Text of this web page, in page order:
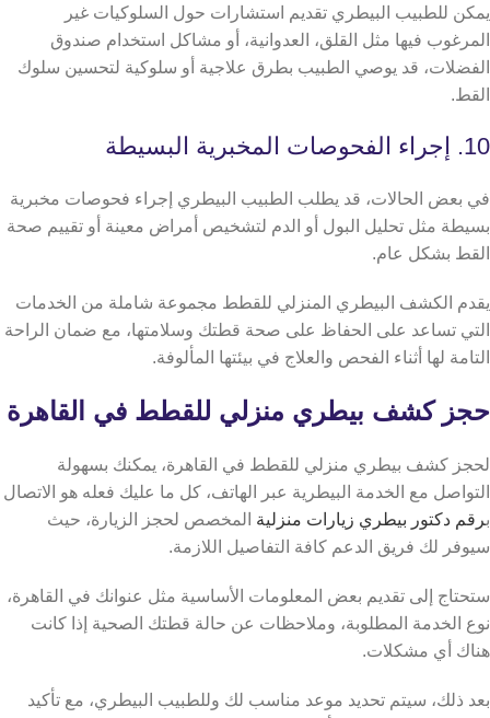
يمكن للطبيب البيطري تقديم استشارات حول السلوكيات غير
المرغوب فيها مثل القلق، العدوانية، أو مشاكل استخدام صندوق
الفضلات، قد يوصي الطبيب بطرق علاجية أو سلوكية لتحسين سلوك
القط.
10. إجراء الفحوصات المخبرية البسيطة
في بعض الحالات، قد يطلب الطبيب البيطري إجراء فحوصات مخبرية
بسيطة مثل تحليل البول أو الدم لتشخيص أمراض معينة أو تقييم صحة
القط بشكل عام.
يقدم الكشف البيطري المنزلي للقطط مجموعة شاملة من الخدمات
التي تساعد على الحفاظ على صحة قطتك وسلامتها، مع ضمان الراحة
التامة لها أثناء الفحص والعلاج في بيئتها المألوفة.
حجز كشف بيطري منزلي للقطط في القاهرة
لحجز كشف بيطري منزلي للقطط في القاهرة، يمكنك بسهولة
التواصل مع الخدمة البيطرية عبر الهاتف، كل ما عليك فعله هو الاتصال
برقم دكتور بيطري زيارات منزلية المخصص لحجز الزيارة، حيث
سيوفر لك فريق الدعم كافة التفاصيل اللازمة.
ستحتاج إلى تقديم بعض المعلومات الأساسية مثل عنوانك في القاهرة،
نوع الخدمة المطلوبة، وملاحظات عن حالة قطتك الصحية إذا كانت
هناك أي مشكلات.
بعد ذلك، سيتم تحديد موعد مناسب لك وللطبيب البيطري، مع تأكيد